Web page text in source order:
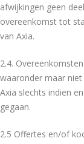
afwijkingen geen
overeenkomst tot
van Axia.
2.4.
waaronder maar
Axia slechts indien
gegaan.
2.5 Offertes en/of